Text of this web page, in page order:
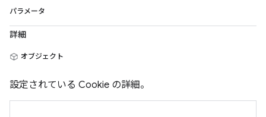
パラメータ
詳細
オブジェクト
設定されている Cookie の詳細。